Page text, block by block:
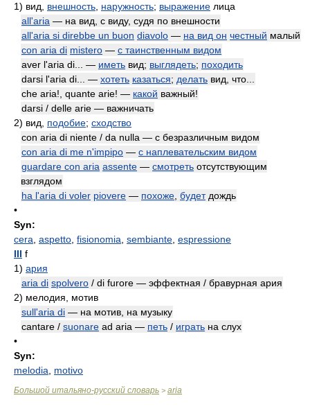
1) вид, внешность наружность; выражение лица
all'aria — на вид, с виду, судя по внешности
all'aria si direbbe un buon diavolo — на вид он честный малый
con aria di mistero — с таинственным видом
aver l'aria di... — иметь вид; выглядеть; походить
darsi l'aria di... — хотеть казаться; делать вид, что...
che aria!, quante arie! — какой важный!
darsi / delle arie — важничать
2) вид, подобие; сходство
con aria di niente / da nulla — с безразличным видом
con aria di me n'impipo — с наплевательским видом
guardare con aria assente — смотреть отсутствующим
взглядом
ha l'aria di voler piovere — похоже будетдождь
•
Syn:
cera aspetto fisionomia sembiante espressione
III f
1) ария
aria di spolvero / di furore — эффектная / бравурная ария
2) мелодия, мотив
sull'aria di — на мотив, на музыку
cantare / suonare ad aria — петь / играть на слух
•
Syn:
melodia
motivo
Большой итальяно-русский словарь > aria